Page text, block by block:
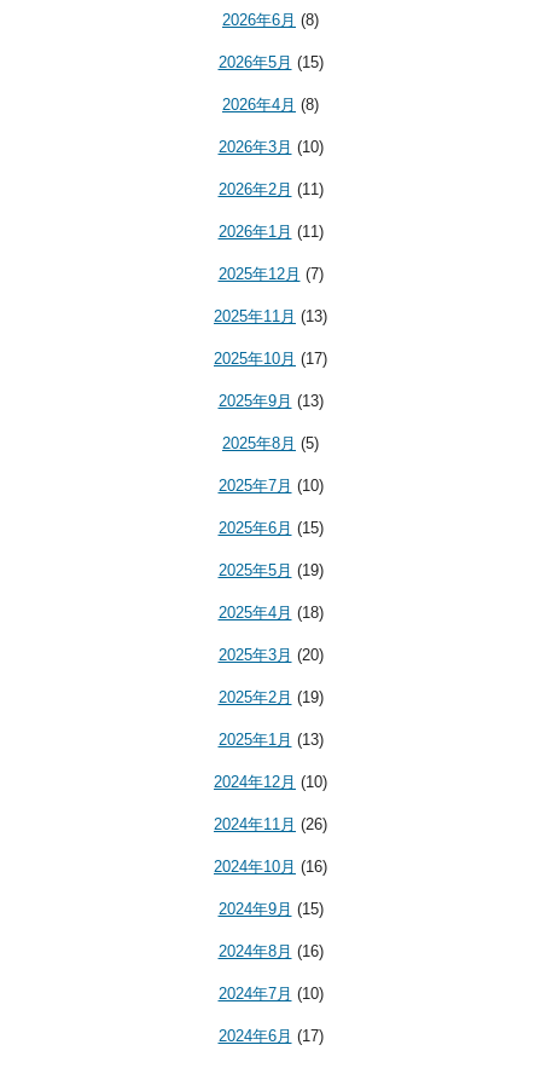
2026年6月 (8)
2026年5月 (15)
2026年4月 (8)
2026年3月 (10)
2026年2月 (11)
2026年1月 (11)
2025年12月 (7)
2025年11月 (13)
2025年10月 (17)
2025年9月 (13)
2025年8月 (5)
2025年7月 (10)
2025年6月 (15)
2025年5月 (19)
2025年4月 (18)
2025年3月 (20)
2025年2月 (19)
2025年1月 (13)
2024年12月 (10)
2024年11月 (26)
2024年10月 (16)
2024年9月 (15)
2024年8月 (16)
2024年7月 (10)
2024年6月 (17)